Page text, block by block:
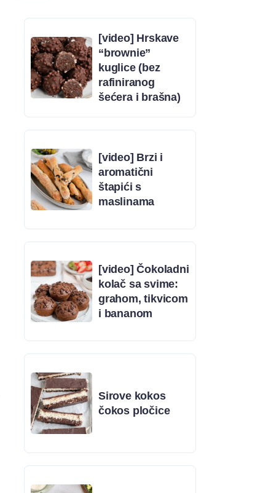
[video] Hrskave
“brownie”
kuglice (bez
rafiniranog
šećera i brašna)
[video] Brzi i
aromatični
štapići s
maslinama
[video] Čokoladni
kolač sa svime:
grahom, tikvicom
i bananom
Sirove kokos
čokos pločice